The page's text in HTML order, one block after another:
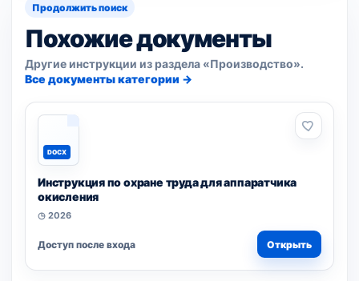
Продолжить поиск
Похожие документы
Другие инструкции из раздела «Производство».
Все документы категории →
DOCX
Инструкция по охране труда для аппаратчика
окисления
◷ 2026
Доступ после входа Открыть